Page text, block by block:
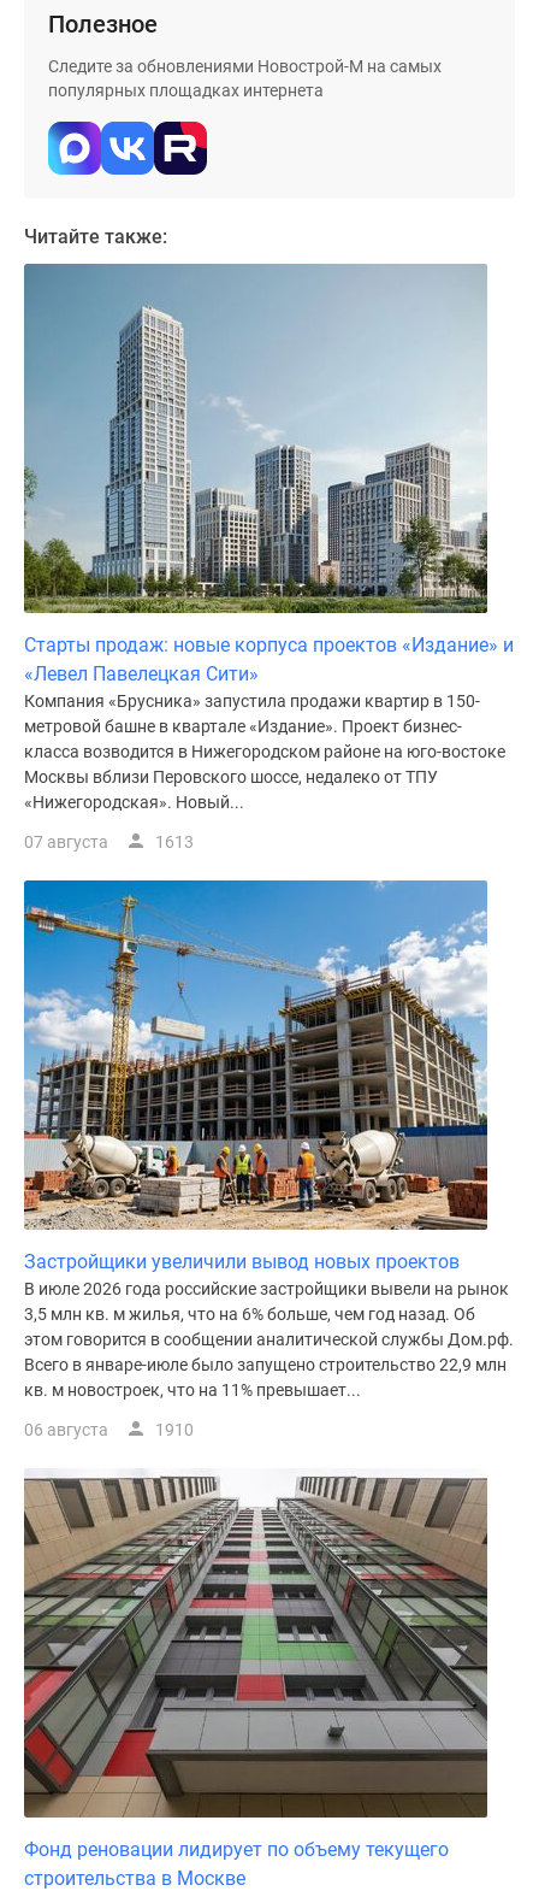
коттеджи
Коттеджные
поселки
Готовые
Коттеджные
лесу
Коттеджные
поселки
Коттеджные
поселки
ипотеку
Бизнес-
центры
Скидки
акции
Макс
Полезное
Следите за обновлениями Новострой-М на самых
популярных площадках интернета
Читайте также:
Старты продаж: новые корпуса проектов «Издание» и
«Левел Павелецкая Сити»
Компания «Брусника» запустила продажи квартир в 150-
метровой башне в квартале «Издание». Проект бизнес-
класса возводится в Нижегородском районе на юго-востоке
Москвы вблизи Перовского шоссе, недалеко от ТПУ
«Нижегородская». Новый...
07 августа 1613
Застройщики увеличили вывод новых проектов
В июле 2026 года российские застройщики вывели на рынок
3,5 млн кв. м жилья, что на 6% больше, чем год назад. Об
этом говорится в сообщении аналитической службы Дом.рф.
Всего в январе-июле было запущено строительство 22,9 млн
кв. м новостроек, что на 11% превышает...
06 августа 1910
Фонд реновации лидирует по объему текущего
строительства в Москве